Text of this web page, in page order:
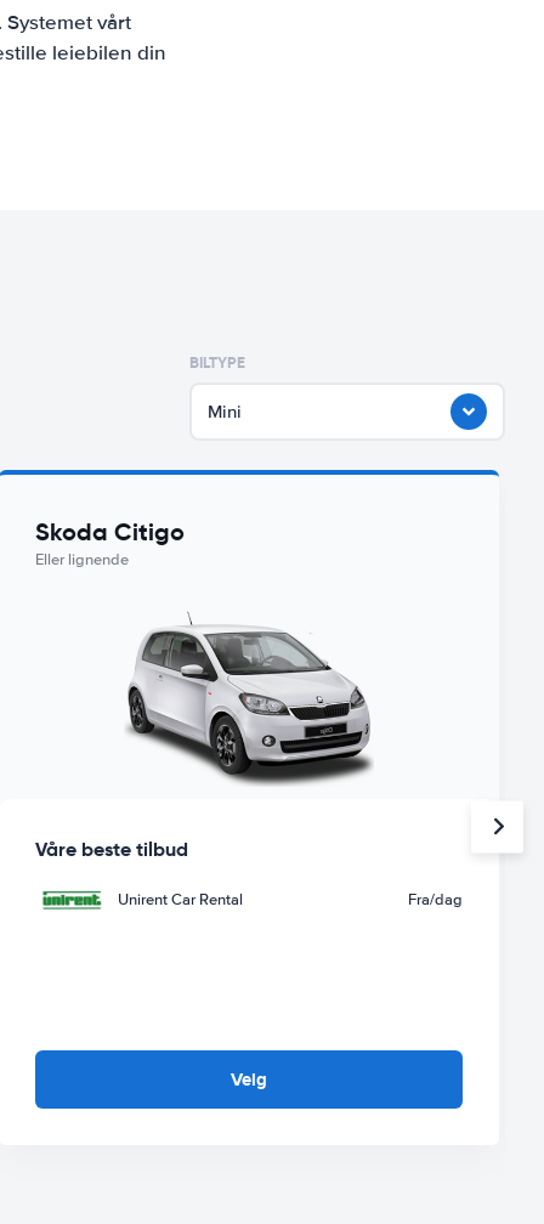
vårt
leiebilen din
BILTYPE
Mini
Skoda Citigo
Eller lignende
Våre beste tilbud
Unirent Car Rental Fra/dag
Velg